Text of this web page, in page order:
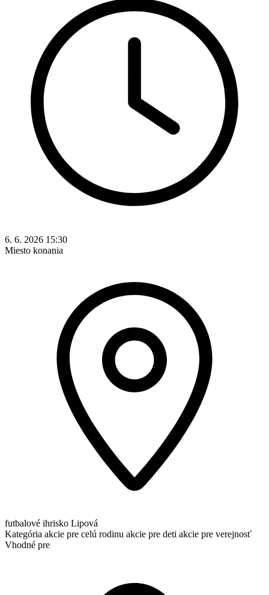
6. 6. 2026 15:30
Miesto konania
futbalové ihrisko Lipová
Kategória akcie pre celú rodinu akcie pre deti akcie pre verejnosť
Vhodné pre